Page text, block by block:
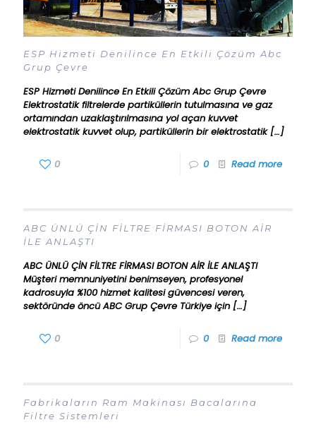
ESP Hizmeti Denilince En Etkili Çözüm Abc
Grup Çevre
ESP Hizmeti Denilince En Etkili Çözüm Abc Grup Çevre
Elektrostatik filtrelerde partiküllerin tutulmasına ve gaz
ortamından uzaklaştırılmasına yol açan kuvvet
elektrostatik kuvvet olup, partiküllerin bir elektrostatik[…]
0 0 Read more
ABC ÜNLÜ ÇİN FİLTRE FİRMASI BOTON AİR
İLE ANLAŞTI
ABC ÜNLÜ ÇİN FİLTRE FİRMASI BOTON AİR İLE ANLAŞTI
Müşteri memnuniyetini benimseyen, profesyonel
kadrosuyla %100 hizmet kalitesi güvencesi veren,
sektöründe öncü ABC Grup Çevre Türkiye için […]
0 0 Read more
Fabrikaların Ram Makinası Bacalarına
Filtre Sistemleri